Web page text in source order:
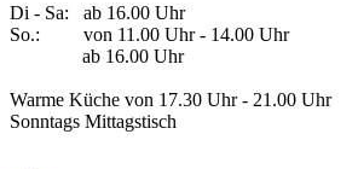
Di - Sa: ab 16.00 Uhr
So.: von 11.00 Uhr - 14.00 Uhr
ab 16.00 Uhr
Warme Küche von 17.30 Uhr - 21.00 Uhr
Sonntags Mittagstisch